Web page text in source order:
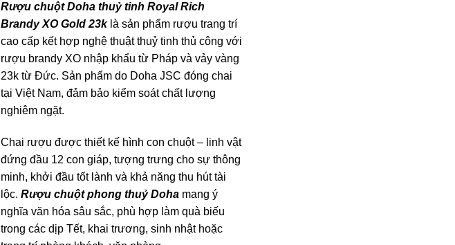
Rượu chuột Doha thuỷ tinh Royal Rich
Brandy XO Gold 23klà sản phẩm rượu trang trí
cao cấp kết hợp nghệ thuật thuỷ tinh thủ công với
rượu brandy XO nhập khẩu từ Pháp và vảy vàng
23k từ Đức. Sản phẩm do Doha JSC đóng chai
tại Việt Nam, đảm bảo kiểm soát chất lượng
nghiêm ngặt.
Chai rượu được thiết kế hình con chuột – linh vật
đứng đầu 12 con giáp, tượng trưng cho sự thông
minh, khởi đầu tốt lành và khả năng thu hút tài
lộc. Rượu chuột phong thuỷ Doha mang ý
nghĩa văn hóa sâu sắc, phù hợp làm quà biếu
trong các dịp Tết, khai trương, sinh nhật hoặc